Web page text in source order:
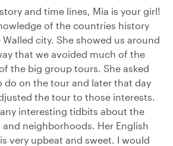
and time lines, Mia is your girl!
of the countries history
city. She showed us around
that we avoided much of the
the big group tours. She asked
do on the tour and later that day
the tour to those interests.
interesting tidbits about the
neighborhoods. Her English
very upbeat and sweet. I would